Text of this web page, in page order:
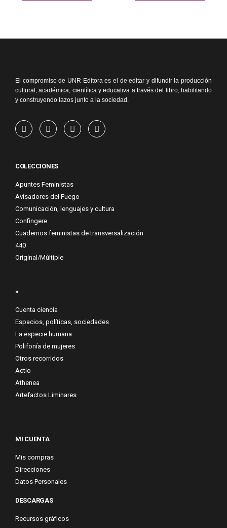
El compromiso de UNR Editora es el de editar y difundir la producción
cultural, académica, científica y educativa a través del libro, habilitando
y construyendo lazos junto a la sociedad.
COLECCIONES
Apuntes Feministas
Avisadores del Fuego
Comunicación, lenguajes y cultura
Confingere
Cuadernos feministas de transversalización
440
Original/Múltiple
»
Cuenta ciencia
Espacios, políticas, sociedades
La especie humana
Polifonía de mujeres
Otros recorridos
Actio
Athenea
Artefactos Liminares
MI CUENTA
Mis compras
Direcciones
Datos Personales
DESCARGAS
Recursos gráficos